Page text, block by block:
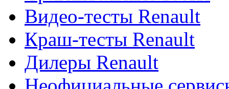
Видео-тесты Renault
Краш-тесты Renault
Дилеры Renault